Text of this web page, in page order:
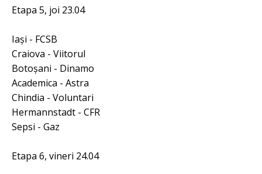
Etapa 5, joi 23.04
Iaşi - FCSB
Craiova - Viitorul
Botoşani - Dinamo
Academica - Astra
Chindia - Voluntari
Hermannstadt - CFR
Sepsi - Gaz
Etapa 6, vineri 24.04